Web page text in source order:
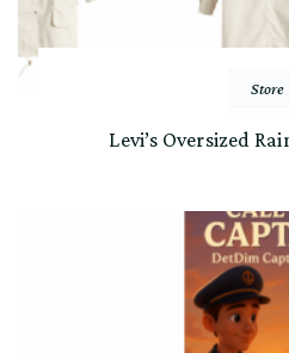
Store
Levi’s Oversized